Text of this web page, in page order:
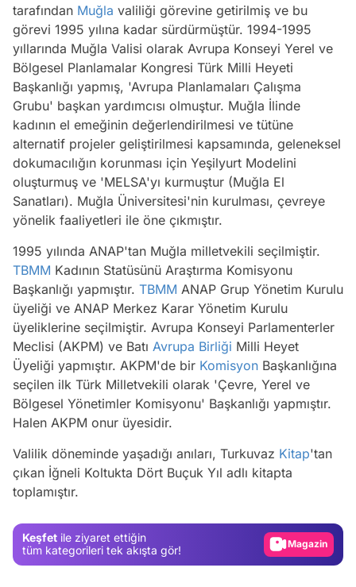
tarafından Muğla valiliği görevine getirilmiş ve bu
görevi 1995 yılına kadar sürdürmüştür. 1994-1995
yıllarında Muğla Valisi olarak Avrupa Konseyi Yerel ve
Bölgesel Planlamalar Kongresi Türk Milli Heyeti
Başkanlığı yapmış, 'Avrupa Planlamaları Çalışma
Grubu' başkan yardımcısı olmuştur. Muğla İlinde
kadının el emeğinin değerlendirilmesi ve tütüne
alternatif projeler geliştirilmesi kapsamında, geleneksel
dokumacılığın korunması için Yeşilyurt Modelini
oluşturmuş ve 'MELSA'yı kurmuştur (Muğla El
Sanatları). Muğla Üniversitesi'nin kurulması, çevreye
yönelik faaliyetleri ile öne çıkmıştır.
1995 yılında ANAP'tan Muğla milletvekili seçilmiştir.
TBMM Kadının Statüsünü Araştırma Komisyonu
Başkanlığı yapmıştır. TBMM ANAP Grup Yönetim Kurulu
üyeliği ve ANAP Merkez Karar Yönetim Kurulu
üyeliklerine seçilmiştir. Avrupa Konseyi Parlamenterler
Meclisi (AKPM) ve Batı Avrupa Birliği Milli Heyet
Üyeliği yapmıştır. AKPM'de bir Komisyon Başkanlığına
seçilen ilk Türk Milletvekili olarak 'Çevre, Yerel ve
Bölgesel Yönetimler Komisyonu' Başkanlığı yapmıştır.
Halen AKPM onur üyesidir.
Valilik döneminde yaşadığı anıları, Turkuvaz Kitap'tan
çıkan İğneli Koltukta Dört Buçuk Yıl adlı kitapta
toplamıştır.
Keşfet ile ziyaret ettiğin
tüm kategorileri tek akışta gör!
Magazin